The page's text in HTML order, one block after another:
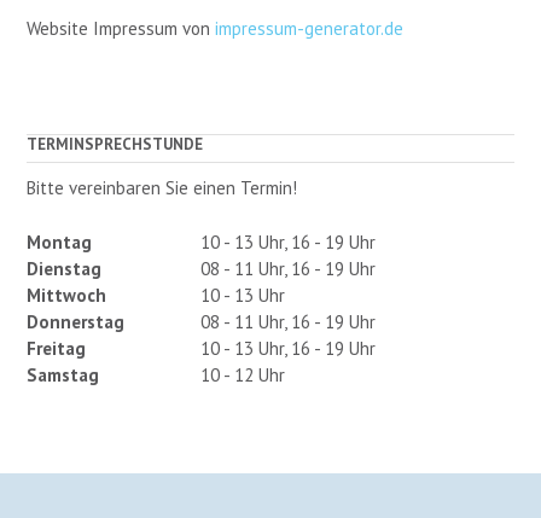
Website Impressum von impressum-generator.de
TERMINSPRECHSTUNDE
Bitte vereinbaren Sie einen Termin!
Montag
10 - 13 Uhr, 16 - 19 Uhr
Dienstag
08 - 11 Uhr, 16 - 19 Uhr
Mittwoch
10 - 13 Uhr
Donnerstag
08 - 11 Uhr, 16 - 19 Uhr
Freitag
10 - 13 Uhr, 16 - 19 Uhr
Samstag
10 - 12 Uhr